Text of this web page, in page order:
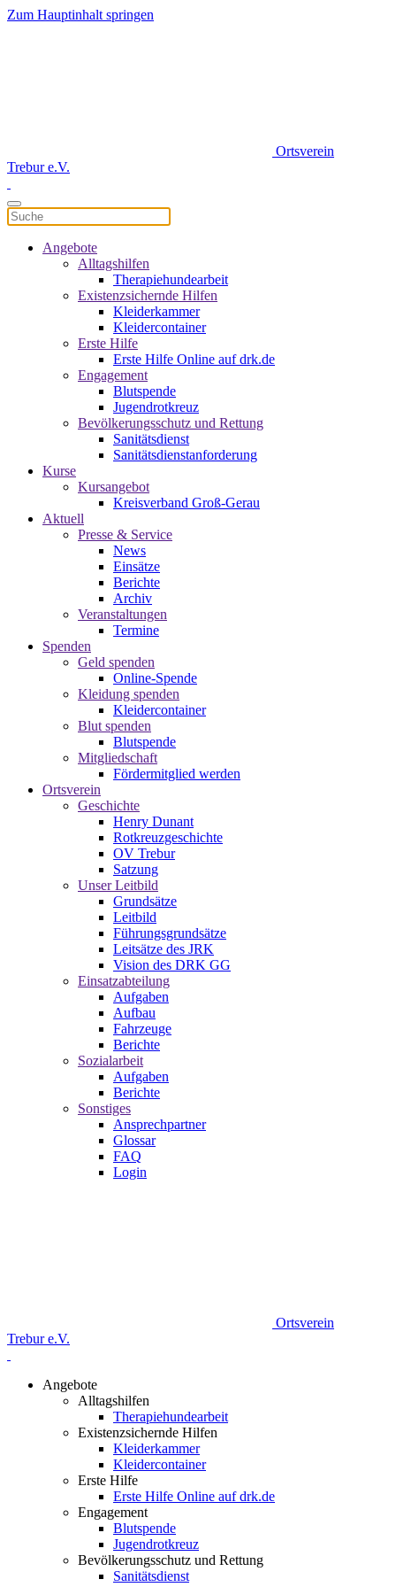
Zum Hauptinhalt springen
Ortsverein
Trebur e.V.
Angebote
Alltagshilfen
Therapiehundearbeit
Existenzsichernde Hilfen
Kleiderkammer
Kleidercontainer
Erste Hilfe
Erste Hilfe Online auf drk.de
Engagement
Blutspende
Jugendrotkreuz
Bevölkerungsschutz und Rettung
Sanitätsdienst
Sanitätsdienstanforderung
Kurse
Kursangebot
Kreisverband Groß-Gerau
Aktuell
Presse & Service
News
Einsätze
Berichte
Archiv
Veranstaltungen
Termine
Spenden
Geld spenden
Online-Spende
Kleidung spenden
Kleidercontainer
Blut spenden
Blutspende
Mitgliedschaft
Fördermitglied werden
Ortsverein
Geschichte
Henry Dunant
Rotkreuzgeschichte
OV Trebur
Satzung
Unser Leitbild
Grundsätze
Leitbild
Führungsgrundsätze
Leitsätze des JRK
Vision des DRK GG
Einsatzabteilung
Aufgaben
Aufbau
Fahrzeuge
Berichte
Sozialarbeit
Aufgaben
Berichte
Sonstiges
Ansprechpartner
Glossar
FAQ
Login
Ortsverein
Trebur e.V.
Angebote
Alltagshilfen
Therapiehundearbeit
Existenzsichernde Hilfen
Kleiderkammer
Kleidercontainer
Erste Hilfe
Erste Hilfe Online auf drk.de
Engagement
Blutspende
Jugendrotkreuz
Bevölkerungsschutz und Rettung
Sanitätsdienst